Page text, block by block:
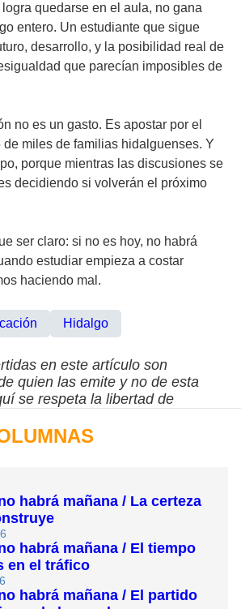
quedarse en el aula, no gana
entero. Un estudiante que sigue
desarrollo, y la posibilidad real de
que parecían imposibles de
no es un gasto. Es apostar por el
de miles de familias hidalguenses. Y
porque mientras las discusiones se
decidiendo si volverán el próximo
ser claro: si no es hoy, no habrá
estudiar empieza a costar
haciendo mal.
Hidalgo
en este artículo son
quien las emite y no de esta
se respeta la libertad de
habrá mañana / La certeza
habrá mañana / El tiempo
en el tráfico
habrá mañana / El partido